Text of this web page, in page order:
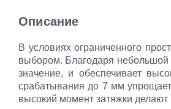
Описание
В условиях ограниченного
выбором. Благодаря небольшой
значение, и обеспечивает
срабатывания до 7 мм
высокий момент затяжки